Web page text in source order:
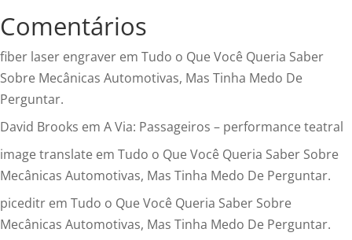
Comentários
fiber laser engraver em Tudo o Que Você Queria Saber
Sobre Mecânicas Automotivas, Mas Tinha Medo De
Perguntar.
David Brooks em A Via: Passageiros – performance teatral
image translate em Tudo o Que Você Queria Saber Sobre
Mecânicas Automotivas, Mas Tinha Medo De Perguntar.
piceditr em Tudo o Que Você Queria Saber Sobre
Mecânicas Automotivas, Mas Tinha Medo De Perguntar.